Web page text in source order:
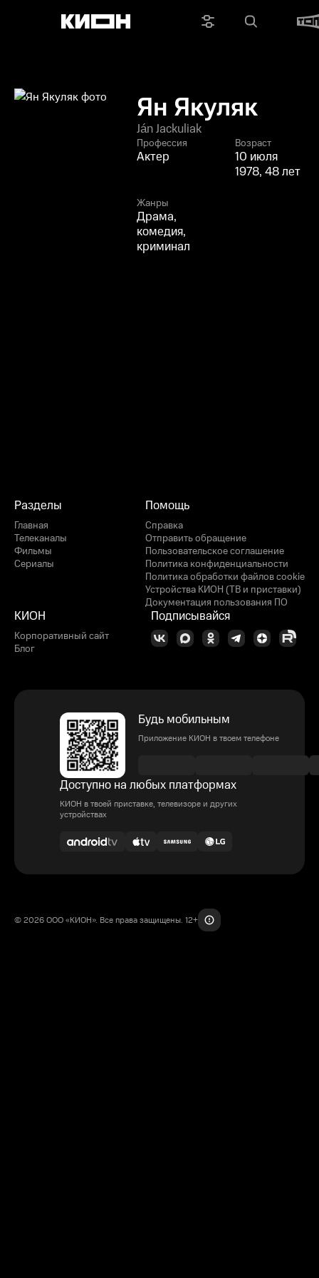
Ян Якуляк
Ján Jackuliak
Профессия
Актер
Возраст
10 июля
1978, 48 лет
Жанры
Драма,
комедия,
криминал
Разделы
Главная
Телеканалы
Фильмы
Сериалы
Помощь
Справка
Отправить обращение
Пользовательское соглашение
Политика конфиденциальности
Политика обработки файлов cookie
Устройства КИОН (ТВ и приставки)
Документация пользования ПО
КИОН
Корпоративный сайт
Блог
Подписывайся
Будь мобильным
Приложение КИОН в твоем телефоне
Доступно на любых платформах
КИОН в твоей приставке, телевизоре и других
устройствах
© 2026 ООО «КИОН». Все права защищены. 12+